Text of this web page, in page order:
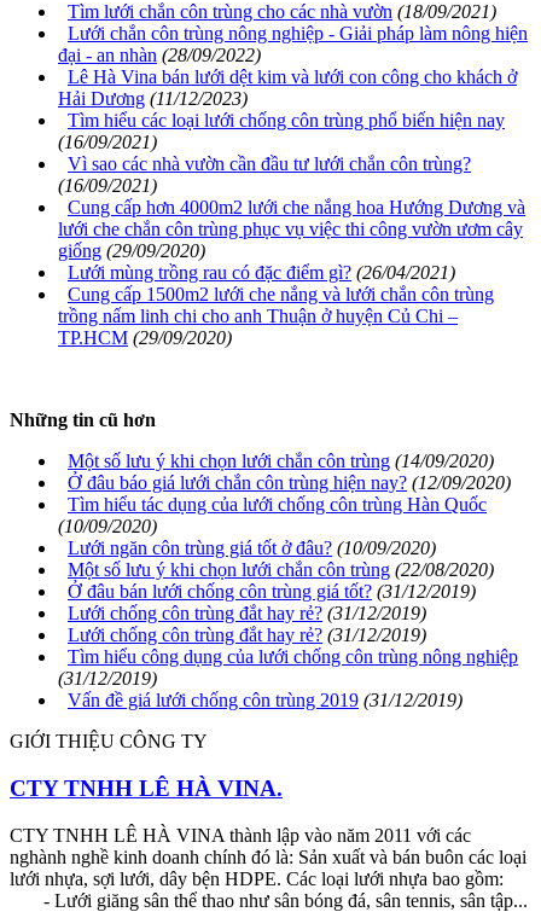
Tìm lưới chắn côn trùng cho các nhà vườn (18/09/2021)
Lưới chắn côn trùng nông nghiệp - Giải pháp làm nông hiện
đại - an nhàn (28/09/2022)
Lê Hà Vina bán lưới dệt kim và lưới con công cho khách ở
Hải Dương (11/12/2023)
Tìm hiểu các loại lưới chống côn trùng phổ biến hiện nay
(16/09/2021)
Vì sao các nhà vườn cần đầu tư lưới chắn côn trùng?
(16/09/2021)
Cung cấp hơn 4000m2 lưới che nắng hoa Hướng Dương và
lưới che chắn côn trùng phục vụ việc thi công vườn ươm cây
giống (29/09/2020)
Lưới mùng trồng rau có đặc điểm gì? (26/04/2021)
Cung cấp 1500m2 lưới che nắng và lưới chắn côn trùng
trồng nấm linh chi cho anh Thuận ở huyện Củ Chi –
TP.HCM (29/09/2020)
Những tin cũ hơn
Một số lưu ý khi chọn lưới chắn côn trùng (14/09/2020)
Ở đâu báo giá lưới chắn côn trùng hiện nay? (12/09/2020)
Tìm hiểu tác dụng của lưới chống côn trùng Hàn Quốc
(10/09/2020)
Lưới ngăn côn trùng giá tốt ở đâu? (10/09/2020)
Một số lưu ý khi chọn lưới chắn côn trùng (22/08/2020)
Ở đâu bán lưới chống côn trùng giá tốt? (31/12/2019)
Lưới chống côn trùng đắt hay rẻ? (31/12/2019)
Lưới chống côn trùng đắt hay rẻ? (31/12/2019)
Tìm hiểu công dụng của lưới chống côn trùng nông nghiệp
(31/12/2019)
Vấn đề giá lưới chống côn trùng 2019 (31/12/2019)
GIỚI THIỆU CÔNG TY
CTY TNHH LÊ HÀ VINA.
CTY TNHH LÊ HÀ VINA thành lập vào năm 2011 với các
nghành nghề kinh doanh chính đó là: Sản xuất và bán buôn các loại
lưới nhựa, sợi lưới, dây bện HDPE. Các loại lưới nhựa bao gồm:
- Lưới giăng sân thể thao như sân bóng đá, sân tennis, sân tập...